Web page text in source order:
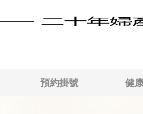
預約掛號 健